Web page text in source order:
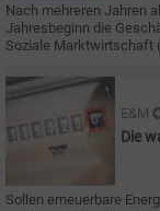
Nach mehreren Jahren
Jahresbeginn die
Soziale Marktwirtschaft
E&M
Die
Sollen erneuerbare